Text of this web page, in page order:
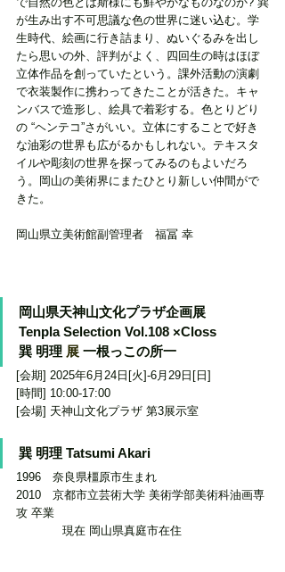
が生み出す不可思議な色の世界に迷い込む。学
生時代、絵画に行き詰まり、ぬいぐるみを出し
たら思いの外、評判がよく、四回生の時はほぼ
立体作品を創っていたという。課外活動の演劇
で衣装製作に携わってきたことが活きた。キャ
ンバスで造形し、絵具で着彩する。色とりどり
の “ヘンテコ”さがいい。立体にすることで好き
な油彩の世界も広がるかもしれない。テキスタ
イルや彫刻の世界を探ってみるのもよいだろ
う。岡山の美術界にまたひとり新しい仲間がで
きた。
岡山県立美術館副管理者　福冨 幸
岡山県天神山文化プラザ企画展
Tenpla Selection Vol.108 ×Closs
巽 明理 展 一根っこの所一
[会期] 2025年6月24日[火]-6月29日[日]
[時間] 10:00-17:00
[会場] 天神山文化プラザ 第3展示室
巽 明理 Tatsumi Akari
1996　奈良県橿原市生まれ
2010　京都市立芸術大学 美術学部美術科油画専
攻 卒業
現在 岡山県真庭市在住